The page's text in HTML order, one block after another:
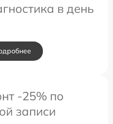
в день
-25% по
записи